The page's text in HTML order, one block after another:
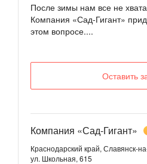
После зимы нам все не
Компания «Сад-Гигант»
этом вопросе....
Оставить
Компания «Сад-Гигант»
Краснодарский край, Славянск-
ул. Школьная, 615